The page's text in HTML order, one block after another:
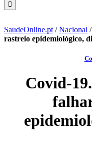
SaudeOnline.pt /Nacional /
rastreio epidemiológico,
Covid-